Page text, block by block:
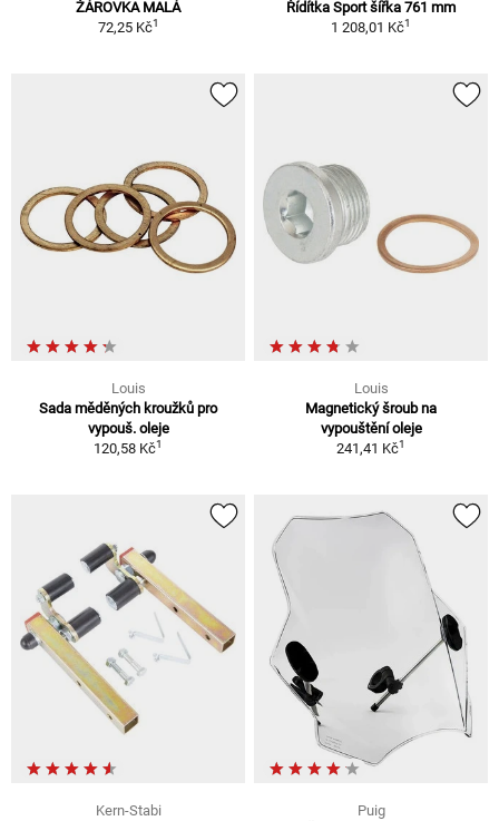
ŽÁROVKA MALÁ
72,25 Kč1
Řídítka Sport šířka 761 mm
1 208,01 Kč1
Louis
Sada měděných kroužků pro
vypouš. oleje
120,58 Kč1
Louis
Magnetický šroub na
vypouštění oleje
241,41 Kč1
Kern-Stabi
Puig